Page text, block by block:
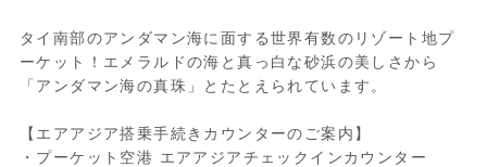
タイ南部のアンダマン海に面する世界有数のリゾート地プ
ーケット！エメラルドの海と真っ白な砂浜の美しさから
「アンダマン海の真珠」とたとえられています。
【エアアジア搭乗手続きカウンターのご案内】
・プーケット空港 エアアジアチェックインカウンター